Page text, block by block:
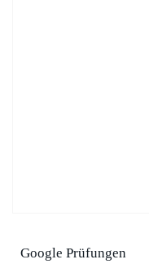
Google Prüfungen